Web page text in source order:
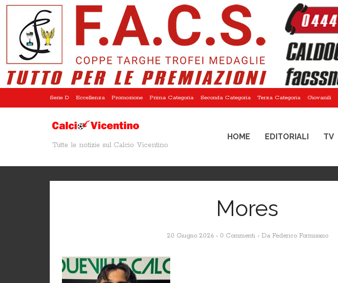
Serie D Eccellenza Promozione Prima Categoria Seconda Categoria Terza Categoria Giovanili
Tutte le notizie sul Calcio Vicentino
HOME EDITORIALI TV
Mores
20 Giugno 2026 0 Commenti Da Federico Formisano